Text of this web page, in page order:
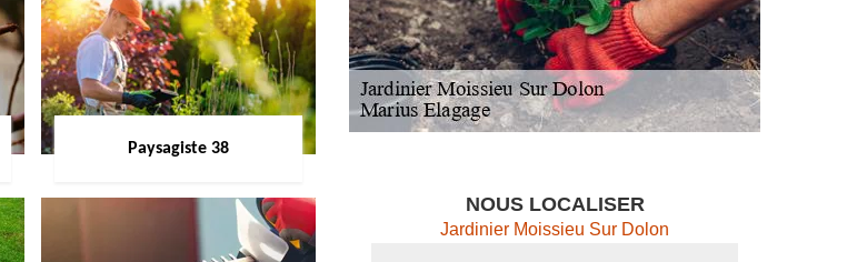
Paysagiste 38
NOUS LOCALISER
Jardinier Moissieu Sur Dolon